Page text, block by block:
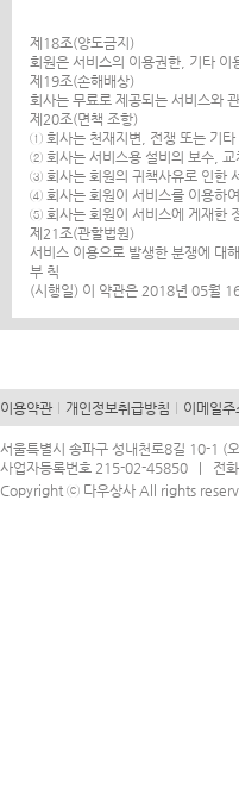
제18조(양도금지)
회원은 서비스의 이용권한, 기타
제19조(손해배상)
회사는 무료로 제공되는 서비스와
제20조(면책 조항)
① 회사는 천재지변, 전쟁 또는 기타
② 회사는 서비스용 설비의 보수, 교
③ 회사는 회원의 귀책사유로 인한
④ 회사는 회원이 서비스를 이용하
⑤ 회사는 회원이 서비스에 게재한
제21조(관할법원)
서비스 이용으로 발생한 분쟁에 대
부 칙
(시행일) 이 약관은 2018년 05월
이용약관 개인정보취급방침 이메일
서울특별시 송파구 성내천로8길 10-
사업자등록번호 215-02-45850 | 전
Copyright ⓒ 다우상사 All rights